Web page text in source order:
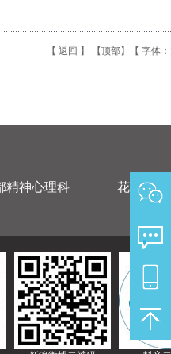
【 返回 】 【顶部】【 字体：
精神心理科
花都精神